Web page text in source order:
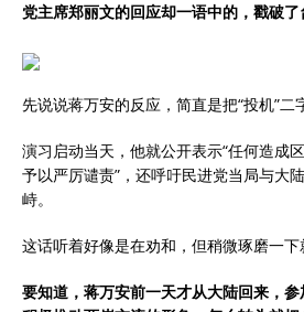
党主席郑丽文的回应却一语中的，戳破了
先说说蒋万安的反应，简直是把“投机”二
演习启动当天，他就公开表示“任何造成
予以严厉谴责”，还呼吁民进党当局与大
峙。
这话听着好像是在劝和，但稍微琢磨一下
要知道，蒋万安前一天才从大陆回来，